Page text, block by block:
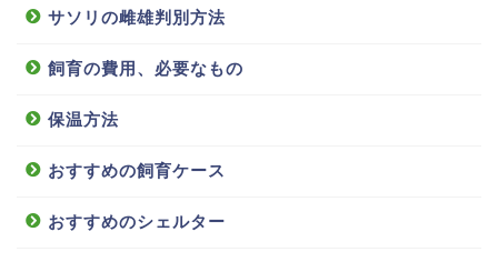
サソリの雌雄判別方法
飼育の費用、必要なもの
保温方法
おすすめの飼育ケース
おすすめのシェルター